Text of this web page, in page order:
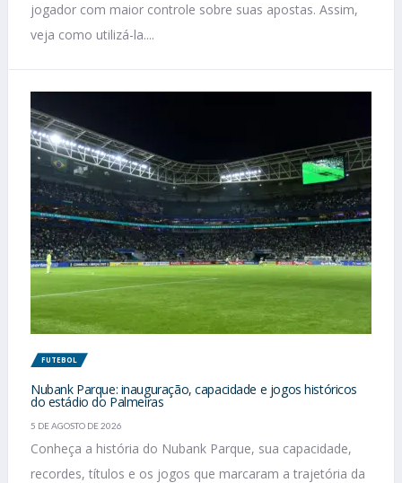
jogador com maior controle sobre suas apostas. Assim,
veja como utilizá-la....
FUTEBOL
Nubank Parque: inauguração, capacidade e jogos históricos
do estádio do Palmeiras
5 DE AGOSTO DE 2026
Conheça a história do Nubank Parque, sua capacidade,
recordes, títulos e os jogos que marcaram a trajetória da